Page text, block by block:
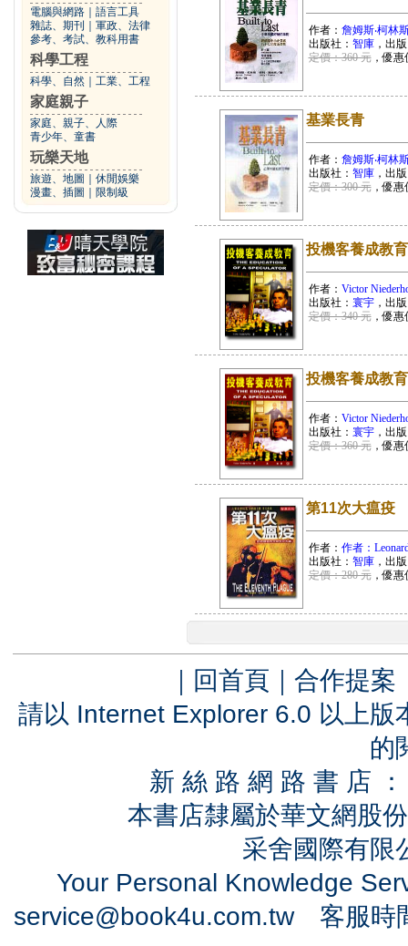
電腦與網路
語言工具
雜誌、期刊
軍政、法律
參考、考試、教科用書
科學工程
科學、自然 工業、工程
家庭親子
家庭、親子、人際
青少年、童書
玩樂天地
旅遊、地圖
休閒娛樂
漫畫、插圖
限制級
作者： 詹姆斯‧柯林
出版社： 智庫，出
定價：360 元，優惠
基業長青
作者： 詹姆斯‧柯林
出版社： 智庫，出
定價：300 元，優惠
投機客養成教
作者： Victor
出版社： 寰宇，出
定價：340 元，優惠
投機客養成教
作者： Victor
出版社： 寰宇，出
定價：360 元，優惠
第11次大瘟疫
作者： 作者：
出版社： 智庫，出
定價：280 元，優惠
｜ 回首頁 ｜ 合作提案
請以 Internet Explorer 6.0 以上
的
新 絲 路 網 路 書 店
本書店隸屬於華文網股
采舍國際有
Your Personal Knowledge
service@book4u.com.tw客服時